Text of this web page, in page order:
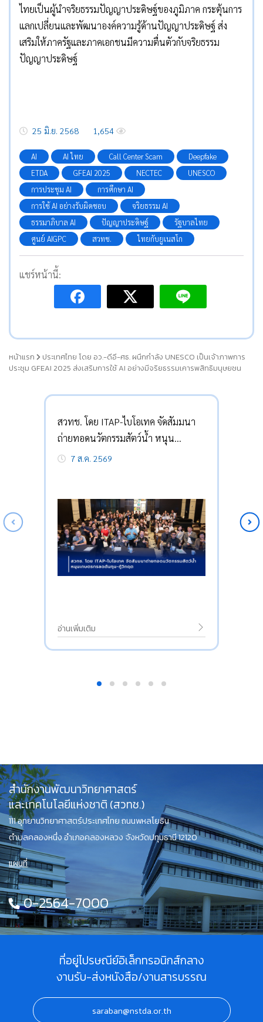
ไทยเป็นผู้นำจริยธรรมปัญญาประดิษฐ์ของภูมิภาค กระตุ้นการ
แลกเปลี่ยนและพัฒนาองค์ความรู้ด้านปัญญาประดิษฐ์ ส่ง
เสริมให้ภาครัฐและภาคเอกชนมีความตื่นตัวกับจริยธรรม
ปัญญาประดิษฐ์
25 มิ.ย. 2568 1,654
AI AI ไทย Call Center Scam
Deepfake
ETDA
GFEAI 2025 NECTEC
UNESCO
การประชุม AI
การศึกษา AI
การใช้ AI อย่างรับผิดชอบ
จริยธรรม AI
ธรรมาภิบาล AI
ปัญญาประดิษฐ์
รัฐบาลไทย
ศูนย์ AIGPC
สวทช. ไทยกับยูเนสโก
แชร์หน้านี้:
หน้าแรก
ประเทศไทย โดย อว.-ดีอี-ศธ. ผนึกกำลัง UNESCO เป็นเจ้าภาพการ
ประชุม GFEAI 2025 ส่งเสริมการใช้ AI อย่างมีจริยธรรมเคารพสิทธิมนุษยชน
สวทช. โดย ITAP-ไบโอเทค จัดสัมมนา
ถ่ายทอดนวัตกรรมสัตว์น้ำ หนุน
เกษตรกรลดต้นทุน-กู้วิกฤต
7 ส.ค. 2569
อ่านเพิ่มเติม
สำนักงานพัฒนาวิทยาศาสตร์
และเทคโนโลยีแห่งชาติ (สวทช.)
111 อุทยานวิทยาศาสตร์ประเทศไทย ถนนพหลโยธิน
ตำบลคลองหนึ่ง อำเภอคลองหลวง จังหวัดปทุมธานี 12120
แผนที่
0-2564-7000
ที่อยู่ไปรษณีย์อิเล็กทรอนิกส์กลาง
งานรับ-ส่งหนังสือ/งานสารบรรณ
saraban@nstda.or.th